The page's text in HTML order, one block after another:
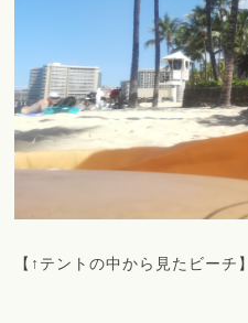
【↑テントの中から見たビーチ】